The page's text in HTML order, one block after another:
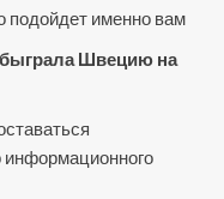
подойдет именно вам
Швецию на